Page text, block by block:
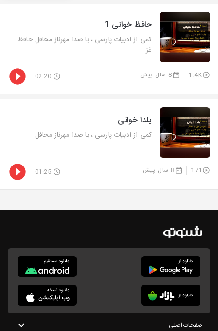
حافظ خوانی 1
کمی از ادبیات پارسی ، با صدا مهرناز محافل حافظ
غز...
1.4K 8 سال پیش 02:20
یلدا خوانی
کمی از ادبیات پارسی ، با صدا مهرناز محافل
171 8 سال پیش 01:25
صفحات اصلی